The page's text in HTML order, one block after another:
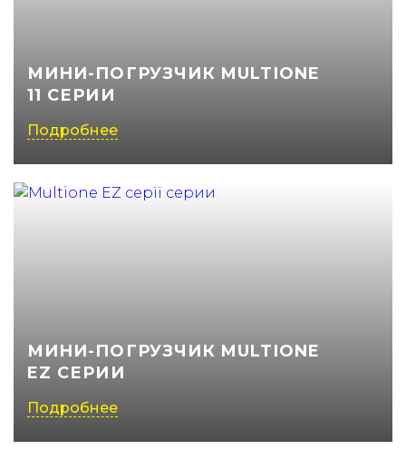
МИНИ-ПОГРУЗЧИК MULTIONE
11 СЕРИИ
Подробнее
МИНИ-ПОГРУЗЧИК MULTIONE
EZ СЕРИИ
Подробнее